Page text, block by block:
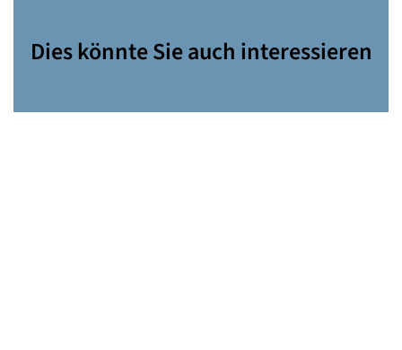
Dies könnte Sie auch interessieren